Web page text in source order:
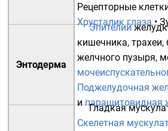
Рецепторные
Хрусталик глаза•
Энтодерма
Эпителий
кишечника, трахеи,
желчного пузыря,
Поджелудочная
ипаращитовидная
Гладкая
Скелетная